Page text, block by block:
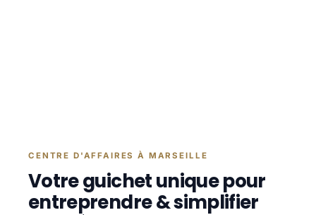
CENTRE D'AFFAIRES À MARSEILLE
Votre guichet unique pour
entreprendre & simplifier